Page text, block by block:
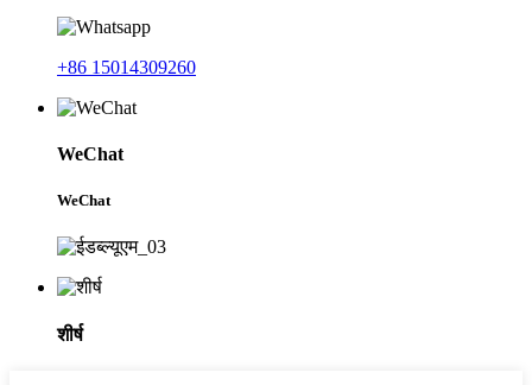
+86 15014309260
WeChat
WeChat
शीर्ष